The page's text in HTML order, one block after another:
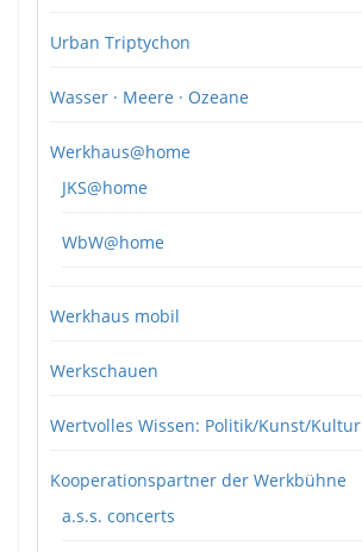
Urban Triptychon
Wasser · Meere · Ozeane
Werkhaus@home
JKS@home
WbW@home
Werkhaus mobil
Werkschauen
Wertvolles Wissen: Politik/Kunst/Kultur
Kooperationspartner der Werkbühne
a.s.s. concerts